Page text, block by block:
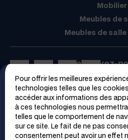
Pour offrir les meilleures
technologies telles que les
accéder aux informations des
à ces technologies nous
telles que le comportement de
sur ce site. Le fait de ne pas
consentement peut avoir un effet
Mobilier
Meubles de
Meubles de
Retrouvez-
Espace